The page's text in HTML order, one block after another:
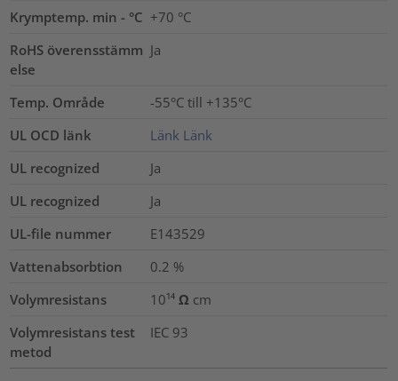
Krymptemp. min - °C +70 °C
RoHS överensstämm
else
Ja
Temp. Område
-55°C till +135°C
UL OCD länk
Länk Länk
UL recognized
Ja
UL recognized
Ja
UL-file nummer
E143529
Vattenabsorbtion
0.2 %
Volymresistans
10¹⁴ Ω cm
Volymresistans test
metod
IEC 93